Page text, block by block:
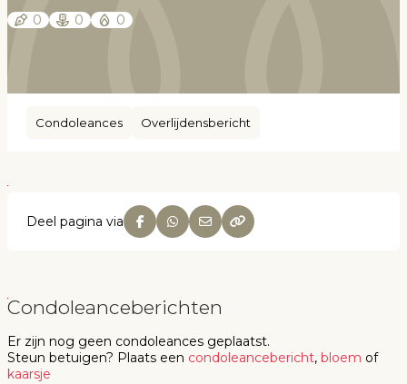
0 0 0
Condoleances Overlijdensbericht
Deel pagina via
Condoleanceberichten
Er zijn nog geen condoleances geplaatst.
Steun betuigen? Plaats een condoleancebericht, bloem of
kaarsje